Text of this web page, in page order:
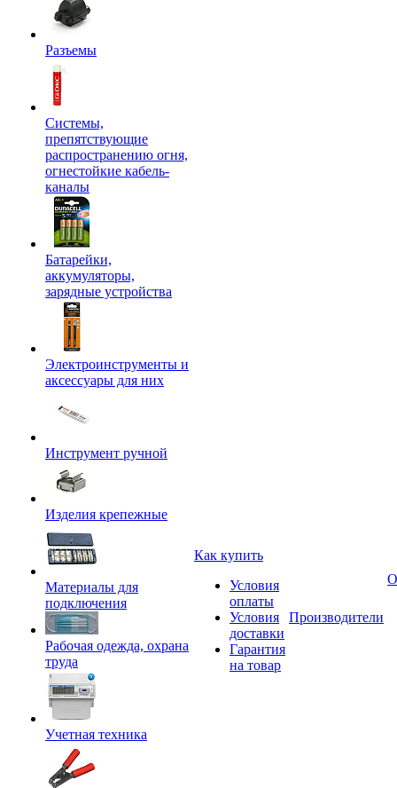
Разъемы
Системы,
препятствующие
распространению огня,
огнестойкие кабель-
каналы
Батарейки,
аккумуляторы,
зарядные устройства
Электроинструменты и
аксессуары для них
Инструмент ручной
Изделия крепежные
Материалы для
подключения
Рабочая одежда, охрана
труда
Учетная техника
Как купить
Условия
оплаты
Условия
доставки
Гарантия
на товар
Производители